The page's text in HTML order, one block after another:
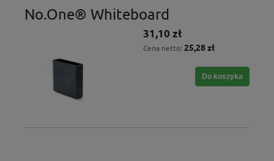
No.One® Whiteboard
31,10 zł
Cena netto: 25,28 zł
Do koszyka